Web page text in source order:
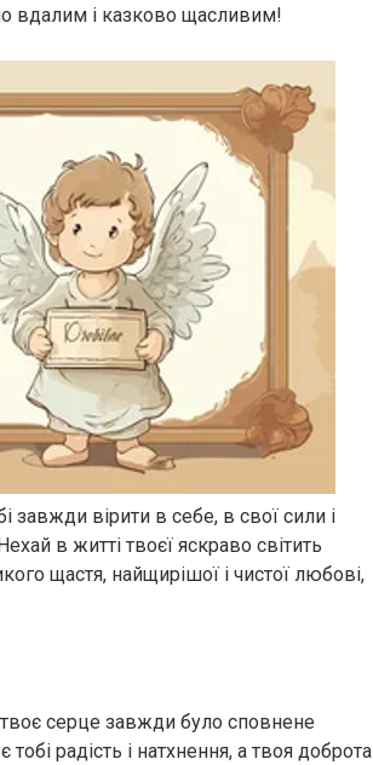
вдалим і казково щасливим!
завжди вірити в себе, в свої сили і
в житті твоєї яскраво світить
щастя, найщирішої і чистої любові,
серце завжди було сповнене
радість і натхнення, а твоя доброта